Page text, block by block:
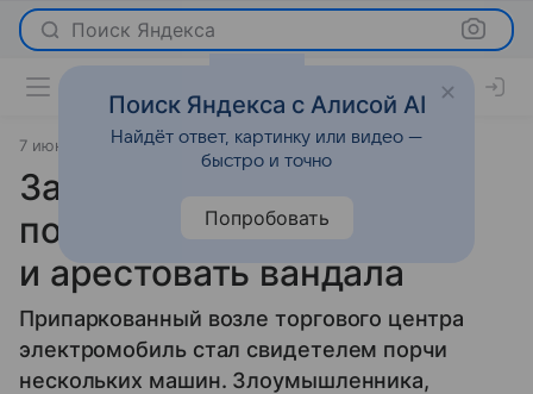
Поиск Яндекса
7 июня 2022 Новости
Записи с камер «Теслы»
помогли найти
и арестовать вандала
Припаркованный возле торгового центра
электромобиль стал свидетелем порчи
нескольких машин. Злоумышленника,
Поиск Яндекса с Алисой AI
Найдёт ответ, картинку или видео —
быстро и точно
Попробовать